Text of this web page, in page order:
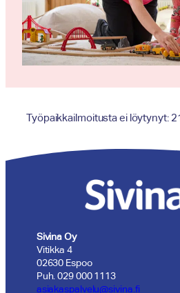
Työpaikkailmoitusta ei löytynyt:
Sivina Oy
Vitikka 4
02630 Espoo
Puh. 029 000 1113
asiakaspalvelu@sivina.fi